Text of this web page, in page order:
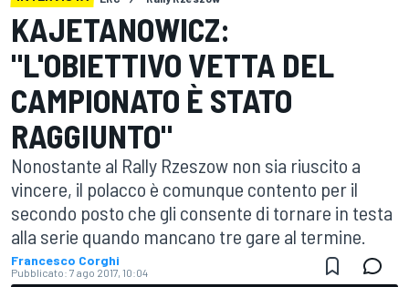
KAJETANOWICZ:
"L'OBIETTIVO VETTA DEL
CAMPIONATO È STATO
RAGGIUNTO"
Nonostante al Rally Rzeszow non sia riuscito a
vincere, il polacco è comunque contento per il
secondo posto che gli consente di tornare in testa
alla serie quando mancano tre gare al termine.
Francesco Corghi
Pubblicato: 7 ago 2017, 10:04